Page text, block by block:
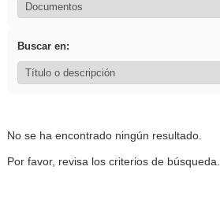
Buscar en:
No se ha encontrado ningún resultado.
Por favor, revisa los criterios de búsqueda.